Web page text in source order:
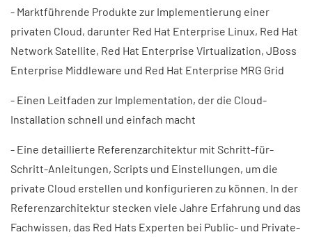
- Marktführende Produkte zur Implementierung einer
privaten Cloud, darunter Red Hat Enterprise Linux, Red Hat
Network Satellite, Red Hat Enterprise Virtualization, JBoss
Enterprise Middleware und Red Hat Enterprise MRG Grid
- Einen Leitfaden zur Implementation, der die Cloud-
Installation schnell und einfach macht
- Eine detaillierte Referenzarchitektur mit Schritt-für-
Schritt-Anleitungen, Scripts und Einstellungen, um die
private Cloud erstellen und konfigurieren zu können. In der
Referenzarchitektur stecken viele Jahre Erfahrung und das
Fachwissen, das Red Hats Experten bei Public- und Private-